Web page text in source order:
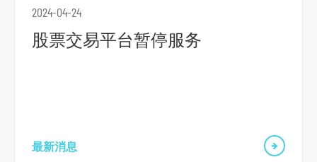
2024-04-24
股票交易平台暂停服务
最新消息